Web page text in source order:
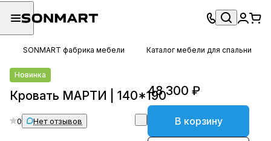
SONMART фабрика мебели Каталог мебели для спальни
Новинка
Кровать МАРТИ | 140*190
0 Нет отзывов
48 300 ₽
В корзину